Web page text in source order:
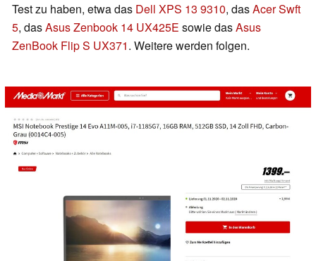
Test zu haben, etwa das Dell XPS 13 9310, dasAcer Swft
5, dasAsus Zenbook 14 UX425E sowie dasAsus
ZenBook Flip S UX371. Weitere werden folgen.